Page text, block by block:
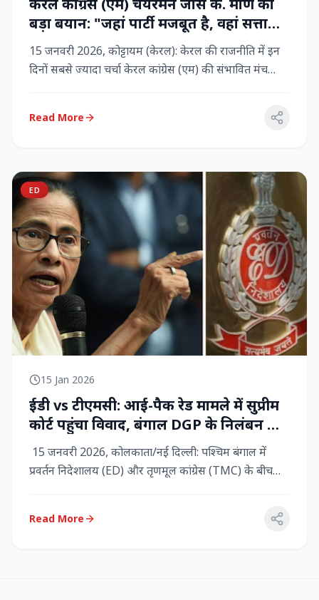
बड़ा बयान: "जहां पार्टी मजबूत है, वहां सत्ता
बनी रहेगी" – LDF के साथ बने रहने पर जोर
15 जनवरी 2026, कोट्टायम (केरल): केरल की राजनीति में इन
दिनों सबसे ज्यादा चर्चा केरल कांग्रेस (एम) की संभावित मंच
Read More
ED
15 Jan 2026
ईडी vs टीएमसी: आई-पैक रेड मामले में सुप्रीम
कोर्ट पहुंचा विवाद, बंगाल DGP के निलंबन की
मांग, कलकत्ता हाईकोर्ट में CBI छापेमारी
15 जनवरी 2026, कोलकाता/नई दिल्ली: पश्चिम बंगाल में
प्रवर्तन निदेशालय (ED) और तृणमूल कांग्रेस (TMC) के बीच
Read More